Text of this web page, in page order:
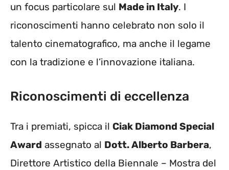
un focus particolare sul Made in Italy. I
riconoscimenti hanno celebrato non solo il
talento cinematografico, ma anche il legame
con la tradizione e l’innovazione italiana.
Riconoscimenti di eccellenza
Tra i premiati, spicca il Ciak Diamond Special
Award assegnato al Dott. Alberto Barbera,
Direttore Artistico della Biennale – Mostra del